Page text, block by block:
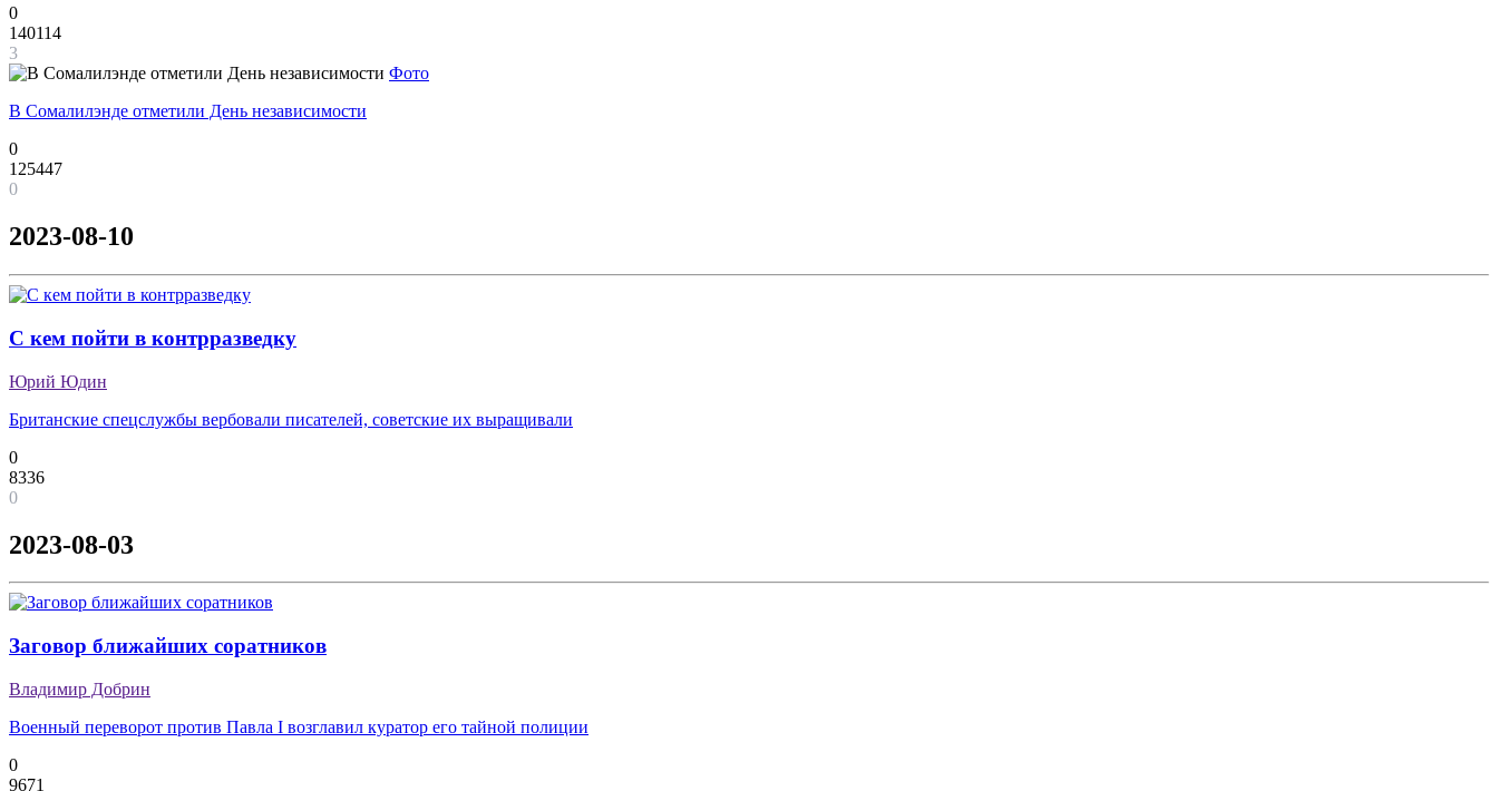
0
140114
3
Фото
В Сомалилэнде отметили День независимости
0
125447
0
2023-08-10
С кем пойти в контрразведку
Юрий Юдин
Британские спецслужбы вербовали писателей, советские их выращивали
0
8336
0
2023-08-03
Заговор ближайших соратников
Владимир Добрин
Военный переворот против Павла I возглавил куратор его тайной полиции
0
9671